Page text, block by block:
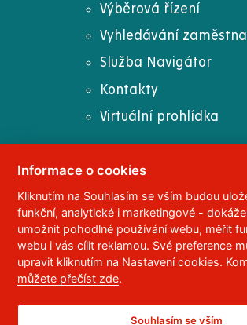
Výběrová řízení
Vyhledávání
Služba Navigátor
Kontakty
Virtuální prohlídka
© 2023 Univerzita Pardubice,
532 10 Pardubice 2
Telefon: 466 036 111, 466 036
Správce webu ,RSS
Prohlášení o přístupnosti
Informace o cookies
Kliknutím na Souhlasím se vším budou
funkční, analytické i marketingové -
umožnit pohodlné používání webu, měřit
webu i vás cílit reklamou. Své preference
upravit kliknutím na Nastavení cookies.
můžete přečíst zde.
Souhlasím se vším